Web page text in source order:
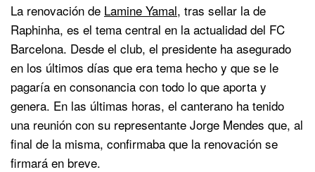
La renovación de Lamine Yamal, tras sellar la de
Raphinha, es el tema central en la actualidad del FC
Barcelona. Desde el club, el presidente ha asegurado
en los últimos días que era tema hecho y que se le
pagaría en consonancia con todo lo que aporta y
genera. En las últimas horas, el canterano ha tenido
una reunión con su representante Jorge Mendes que, al
final de la misma, confirmaba que la renovación se
firmará en breve.